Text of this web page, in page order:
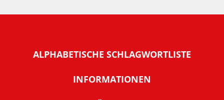
ALPHABETISCHE SCHLAGWORTLISTE
INFORMATIONEN
Warum NachDenkSeiten